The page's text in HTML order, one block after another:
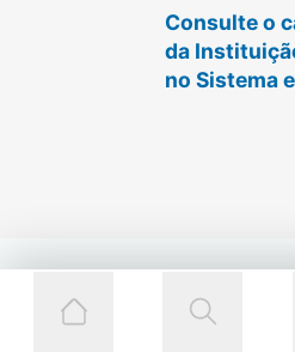
Consulte o
da
no Sistema